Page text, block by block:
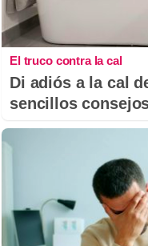
El truco contra la cal
Di adiós a la cal
sencillos